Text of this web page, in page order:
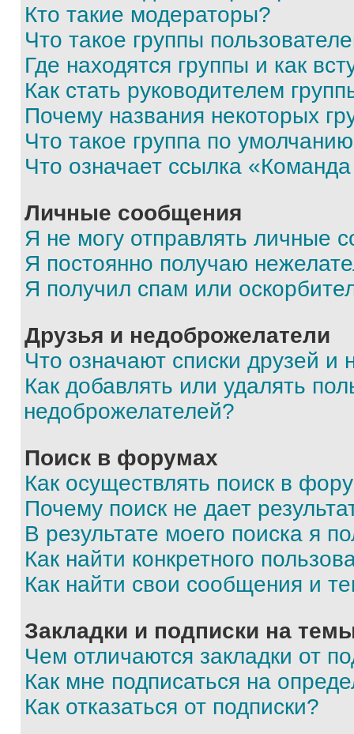
Кто такие модераторы?
Что такое группы
Где находятся группы и как
Как стать руководителем
Почему названия некоторых
Что такое группа по
Что означает ссылка
Личные сообщения
Я не могу отправлять личные
Я постоянно получаю
Я получил спам или
Друзья и недоброжелатели
Что означают списки друзей и
Как добавлять или удалять
недоброжелателей?
Поиск в форумах
Как осуществлять поиск в
Почему поиск не дает
В результате моего поиска я
Как найти конкретного
Как найти свои сообщения и
Закладки и подписки на
Чем отличаются закладки от
Как мне подписаться на
Как отказаться от подписки?